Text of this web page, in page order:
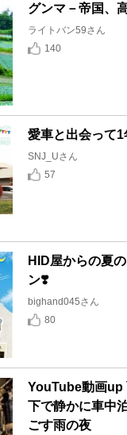
グンマ－帝国、
ライトバン59さん
140
愛車と出会って1
SNJ_Uさん
57
HID屋からの夏
ン❣️
bighand045さん
80
YouTube動画up
下で静かに車中
ごす雨の夜